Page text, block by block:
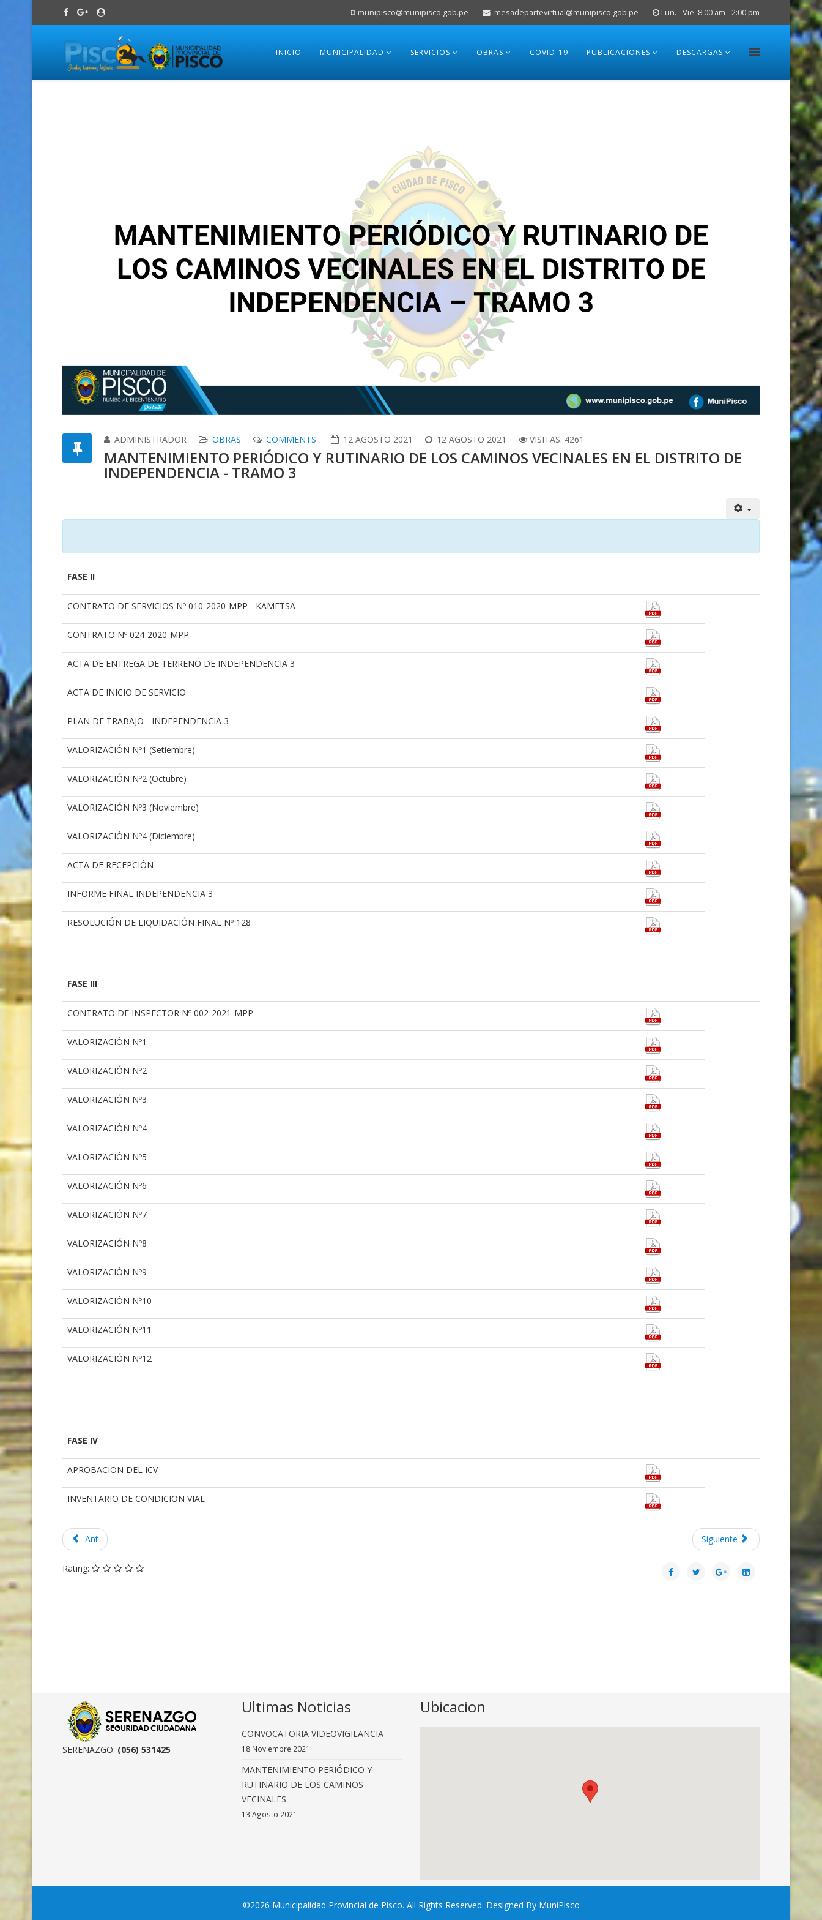
munipisco@munipisco.gob.pe mesadepartevirtual@munipisco.gob.pe Lun. - Vie. 8:00 am - 2:00 pm
INICIO MUNICIPALIDAD SERVICIOS OBRAS COVID-19 PUBLICACIONES DESCARGAS
ADMINISTRADOR OBRAS COMMENTS 12 AGOSTO 2021 12 AGOSTO 2021 VISITAS: 4261
MANTENIMIENTO PERIÓDICO Y RUTINARIO DE LOS CAMINOS VECINALES EN EL DISTRITO DE
INDEPENDENCIA - TRAMO 3
FASE II
CONTRATO DE SERVICIOS Nº 010-2020-MPP - KAMETSA
CONTRATO Nº 024-2020-MPP
ACTA DE ENTREGA DE TERRENO DE INDEPENDENCIA 3
ACTA DE INICIO DE SERVICIO
PLAN DE TRABAJO - INDEPENDENCIA 3
VALORIZACIÓN Nº1 (Setiembre)
VALORIZACIÓN Nº2 (Octubre)
VALORIZACIÓN Nº3 (Noviembre)
VALORIZACIÓN Nº4 (Diciembre)
ACTA DE RECEPCIÓN
INFORME FINAL INDEPENDENCIA 3
RESOLUCIÓN DE LIQUIDACIÓN FINAL Nº 128
FASE III
CONTRATO DE INSPECTOR Nº 002-2021-MPP
VALORIZACIÓN Nº1
VALORIZACIÓN Nº2
VALORIZACIÓN Nº3
VALORIZACIÓN Nº4
VALORIZACIÓN Nº5
VALORIZACIÓN Nº6
VALORIZACIÓN Nº7
VALORIZACIÓN Nº8
VALORIZACIÓN Nº9
VALORIZACIÓN Nº10
VALORIZACIÓN Nº11
VALORIZACIÓN Nº12
FASE IV
APROBACION DEL ICV
INVENTARIO DE CONDICION VIAL
Ant Siguiente
Rating:
SERENAZGO: (056) 531425
Ultimas Noticias
CONVOCATORIA VIDEOVIGILANCIA
18 Noviembre 2021
MANTENIMIENTO PERIÓDICO Y
RUTINARIO DE LOS CAMINOS
VECINALES
13 Agosto 2021
Ubicacion
©2026 Municipalidad Provincial de Pisco. All Rights Reserved. Designed By MuniPisco